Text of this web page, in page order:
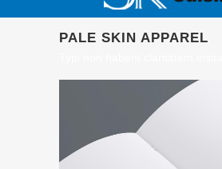
PALE SKIN APPAREL